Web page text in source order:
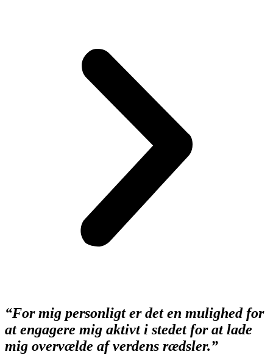
“For mig personligt er det en mulighed for
at engagere mig aktivt i stedet for at lade
mig overvælde af verdens rædsler.”